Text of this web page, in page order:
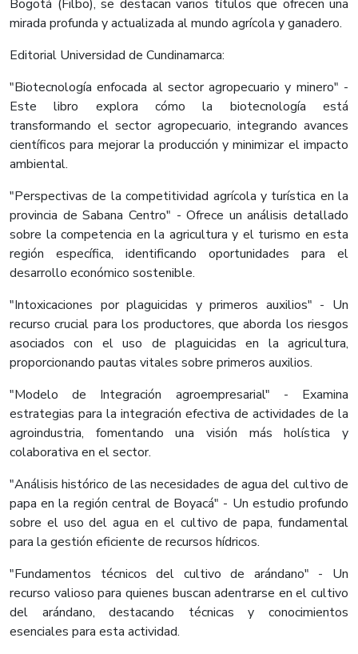
Bogotá (Filbo), se destacan varios títulos que ofrecen una
mirada profunda y actualizada al mundo agrícola y ganadero.
Editorial Universidad de Cundinamarca:
"Biotecnología enfocada al sector agropecuario y minero" -
Este libro explora cómo la biotecnología está
transformando el sector agropecuario, integrando avances
científicos para mejorar la producción y minimizar el impacto
ambiental.
"Perspectivas de la competitividad agrícola y turística en la
provincia de Sabana Centro" - Ofrece un análisis detallado
sobre la competencia en la agricultura y el turismo en esta
región específica, identificando oportunidades para el
desarrollo económico sostenible.
"Intoxicaciones por plaguicidas y primeros auxilios" - Un
recurso crucial para los productores, que aborda los riesgos
asociados con el uso de plaguicidas en la agricultura,
proporcionando pautas vitales sobre primeros auxilios.
"Modelo de Integración agroempresarial" - Examina
estrategias para la integración efectiva de actividades de la
agroindustria, fomentando una visión más holística y
colaborativa en el sector.
"Análisis histórico de las necesidades de agua del cultivo de
papa en la región central de Boyacá" - Un estudio profundo
sobre el uso del agua en el cultivo de papa, fundamental
para la gestión eficiente de recursos hídricos.
"Fundamentos técnicos del cultivo de arándano" - Un
recurso valioso para quienes buscan adentrarse en el cultivo
del arándano, destacando técnicas y conocimientos
esenciales para esta actividad.